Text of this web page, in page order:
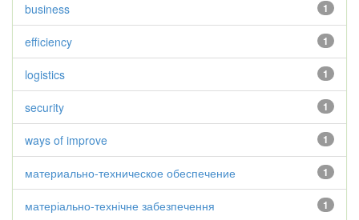
1
business
1
efficiency
1
logistics
1
security
1
ways of improve
1
материально-техническое обеспечение
1
матеріально-технічне забезпечення